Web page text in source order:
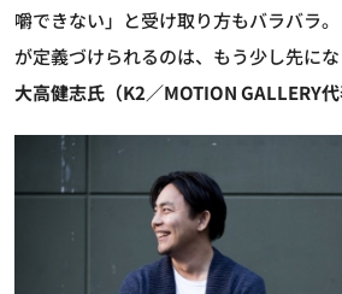
嚼できない」と受け取り方もバラバラ
が定義づけられるのは、もう少し先にな
大高健志氏（K2／MOTION GALLERY